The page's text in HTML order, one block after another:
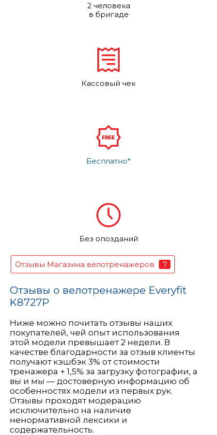
2 человека
в бригаде
Кассовый чек
Бесплатно*
Без опозданий
Отзывы Магазина велотренажеров 7
Отзывы о велотренажере Everyfit
K8727P
Ниже можно почитать отзывы наших
покупателей, чей опыт использования
этой модели превышает 2 недели. В
качестве благодарности за отзыв клиенты
получают кэшбэк 3% от стоимости
тренажера + 1,5% за загрузку фотографии, а
вы и мы — достоверную информацию об
особенностях модели из первых рук.
Отзывы проходят модерацию
исключительно на наличие
ненормативной лексики и
содержательность.